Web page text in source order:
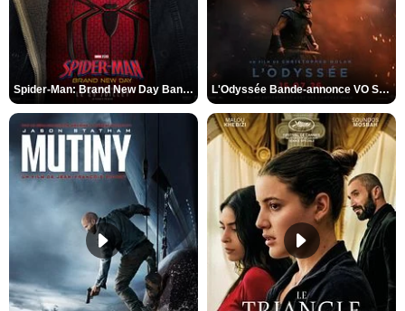
Spider-Man: Brand New Day Bande-annonce VO STFR L'Odyssée Bande-annonce VO STFR